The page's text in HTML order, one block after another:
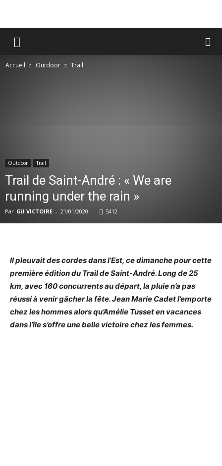
Accueil Outdoor Trail
Outdoor Trail
Trail de Saint-André : « We are
running under the rain »
Par Gil VICTOIRE - 21/01/2020 5412
Il pleuvait des cordes dans l’Est, ce dimanche pour cette
première édition du Trail de Saint-André. Long de 25
km, avec 160 concurrents au départ, la pluie n’a pas
réussi à venir gâcher la fête. Jean Marie Cadet l’emporte
chez les hommes alors qu’Amélie Tusset en vacances
dans l’île s’offre une belle victoire chez les femmes.